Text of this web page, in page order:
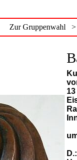
Zur Gruppenwahl >